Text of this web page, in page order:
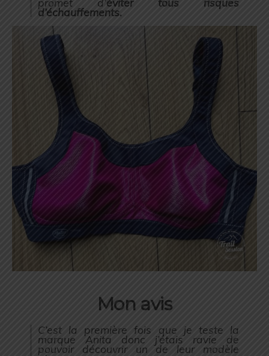
d’échauffements.
Mon avis
C’est la première fois que je teste la
marque Anita donc j’étais ravie de
pouvoir découvrir un de leur modèle